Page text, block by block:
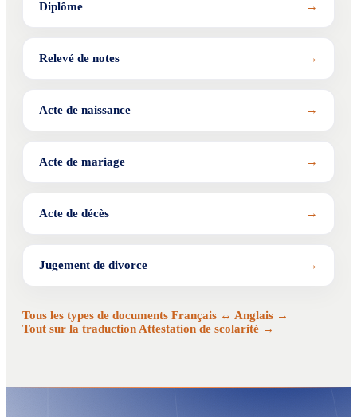
Diplôme →
Relevé de notes →
Acte de naissance →
Acte de mariage →
Acte de décès →
Jugement de divorce →
Tous les types de documents Français ↔ Anglais →
Tout sur la traduction Attestation de scolarité →